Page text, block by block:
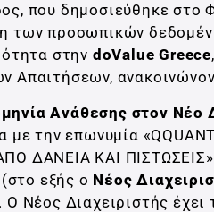
που δημοσιεύθηκε στο
των προσωπικών
στην doValue Greece
Απαιτήσεων,
Ανάθεσης στον Νέο
την επωνυμία «QQUANT
ΚΑΙ ΠΙΣΤΩΣΕΙΣ»
εξής ο Νέος
Νέος Διαχειριστής έχει